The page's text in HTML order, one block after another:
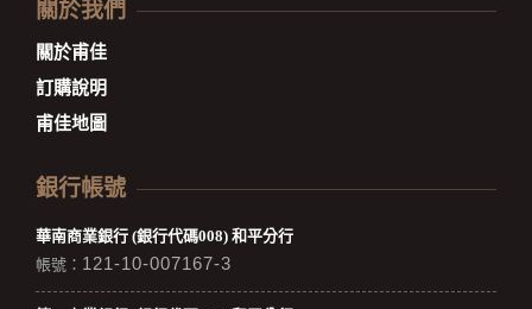
關於我們
關於甫佳
訂購說明
甫佳地圖
銀行帳號
華南商業銀行 (銀行代碼008) 和平分行
帳號： 121-10-007167-3